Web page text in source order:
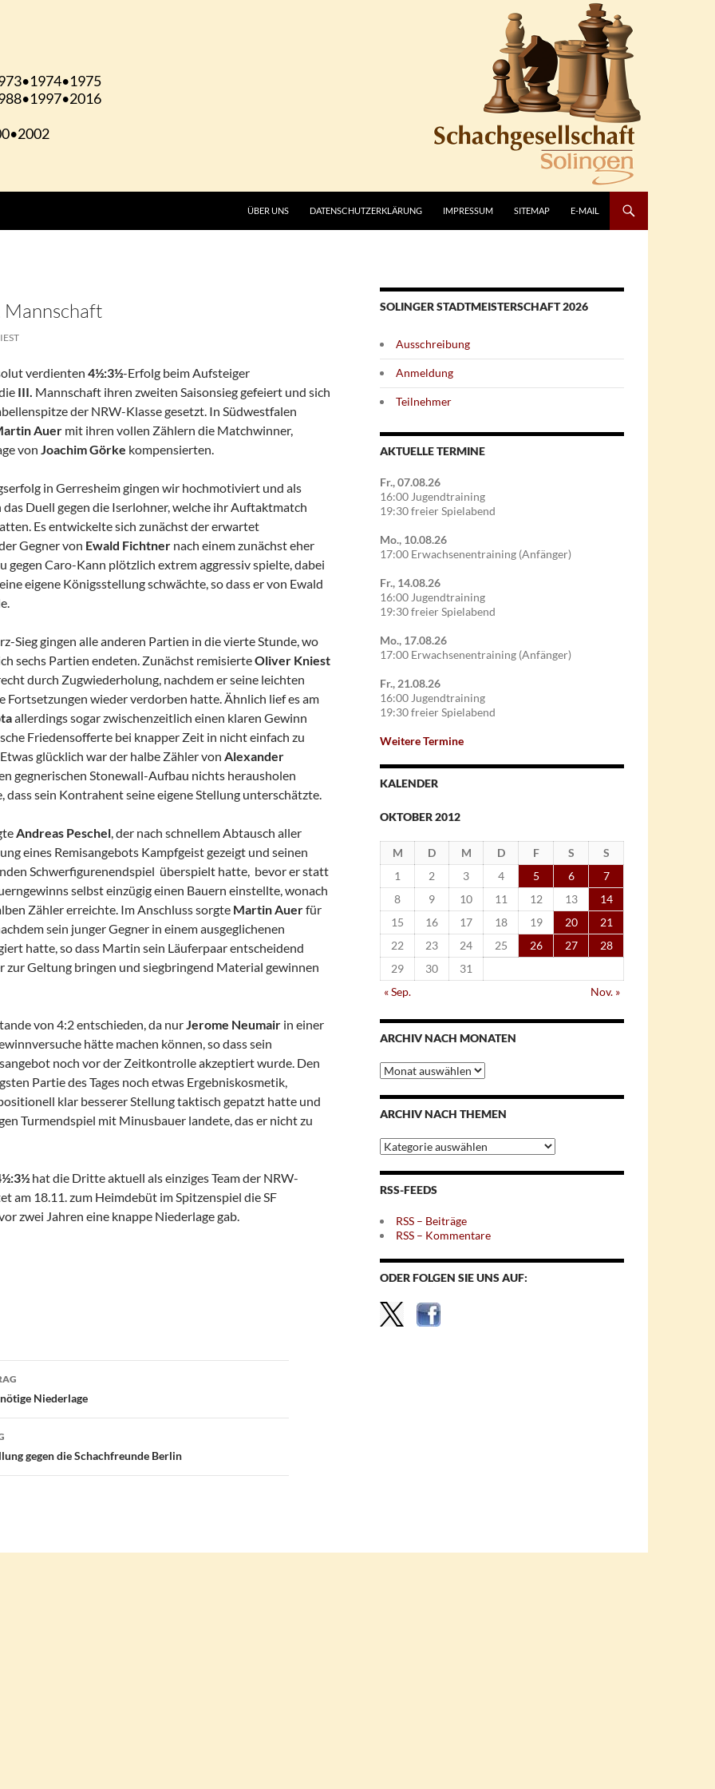
ÜBER UNS DATENSCHUTZERKLÄRUNG IMPRESSUM SITEMAP E-MAIL
verdienten 4½:3½-Erfolg beim Aufsteiger
III. Mannschaft ihren zweiten Saisonsieg gefeiert und sich
der NRW-Klasse gesetzt. In Südwestfalen
Auer mit ihren vollen Zählern die Matchwinner,
von Joachim Görke kompensierten.
in Gerresheim gingen wir hochmotiviert und als
Duell gegen die Iserlohner, welche ihr Auftaktmatch
Es entwickelte sich zunächst der erwartet
Gegner von Ewald Fichtner nach einem zunächst eher
gegen Caro-Kann plötzlich extrem aggressiv spielte, dabei
eigene Königsstellung schwächte, so dass er von Ewald
Sieg gingen alle anderen Partien in die vierte Stunde, wo
sechs Partien endeten. Zunächst remisierteOliver Kniest
durch Zugwiederholung, nachdem er seine leichten
Fortsetzungen wieder verdorben hatte. Ähnlich lief es am
allerdings sogar zwischenzeitlich einen klaren Gewinn
Friedensofferte bei knapper Zeit in nicht einfach zu
glücklich war der halbe Zähler von Alexander
gegnerischen Stonewall-Aufbau nichts herausholen
sein Kontrahent seine eigene Stellung unterschätzte.
Andreas Peschel, der nach schnellem Abtausch aller
eines Remisangebots Kampfgeist gezeigt und seinen
Schwerfigurenendspiel überspielt hatte, bevor er statt
selbst einzügig einen Bauern einstellte, wonach
Zähler erreichte. Im Anschluss sorgte Martin Auerfür
sein junger Gegner in einem ausgeglichenen
hatte, so dass Martin sein Läuferpaar entscheidend
zur Geltung bringen und siegbringend Material gewinnen
von 4:2 entschieden, da nurJerome Neumair in einer
hätte machen können, so dass sein
noch vor der Zeitkontrolle akzeptiert wurde. Den
Partie des Tages noch etwas Ergebniskosmetik,
klar besserer Stellung taktisch gepatzt hatte und
Turmendspiel mit Minusbauer landete, das er nicht zu
hat die Dritte aktuell als einziges Team der NRW-
am 18.11. zum Heimdebüt im Spitzenspiel die SF
zwei Jahren eine knappe Niederlage gab.
Niederlage
gegen die Schachfreunde Berlin
SOLINGER STADTMEISTERSCHAFT 2026
Ausschreibung
Anmeldung
Teilnehmer
AKTUELLE TERMINE
Fr., 07.08.26
16:00 Jugendtraining
19:30 freier Spielabend
Mo., 10.08.26
17:00 Erwachsenentraining (Anfänger)
Fr., 14.08.26
16:00 Jugendtraining
19:30 freier Spielabend
Mo., 17.08.26
17:00 Erwachsenentraining (Anfänger)
Fr., 21.08.26
16:00 Jugendtraining
19:30 freier Spielabend
Weitere Termine
KALENDER
OKTOBER 2012
M D M D F S
S
1
2 3 4 5 6
7
8
9 10 11 12 13
14
15
16 17 18 19 20
21
22
23 24 25 26 27
28
29
30
31
« Sep.
Nov. »
ARCHIV NACH MONATEN
Archiv
nach
Monaten
ARCHIV NACH THEMEN
Archiv
nach
Themen
RSS-FEEDS
RSS – Beiträge
RSS – Kommentare
ODER FOLGEN SIE UNS AUF: